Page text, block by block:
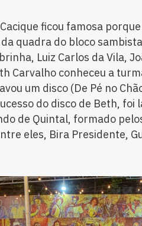
ficou famosa
quadra do bloco
Luiz Carlos da Vila,
Carvalho conheceu a
um disco (De Pé no
do disco de Beth, foi
de Quintal, formado
eles, Bira Presidente,